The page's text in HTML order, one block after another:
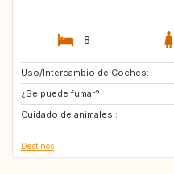
8
Uso/Intercambio de Coches:
¿Se puede fumar?:
Cuidado de animales :
AU
Destinos